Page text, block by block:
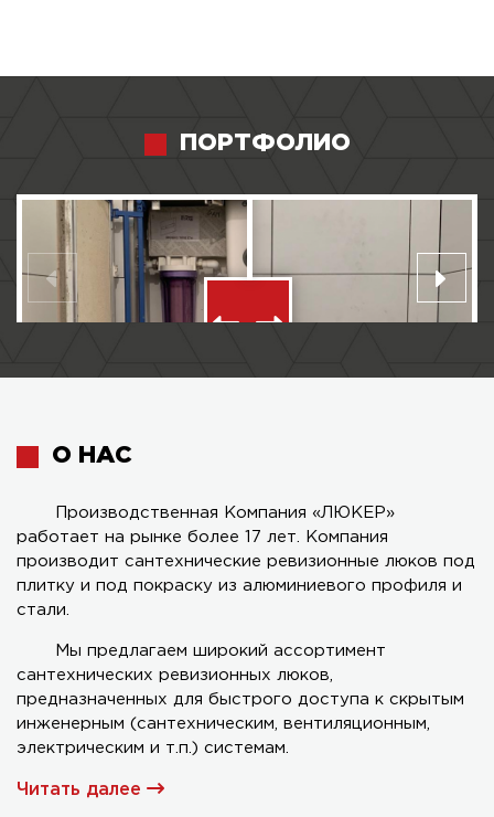
ПОРТФОЛИО
Серия AL-KR двухстворчатый
О НАС
Производственная Компания «ЛЮКЕР»
работает на рынке более 17 лет. Компания
производит сантехнические ревизионные люков под
плитку и под покраску из алюминиевого профиля и
стали.
Мы предлагаем широкий ассортимент
сантехнических ревизионных люков,
предназначенных для быстрого доступа к скрытым
инженерным (сантехническим, вентиляционным,
электрическим и т.п.) системам.
Читать далее